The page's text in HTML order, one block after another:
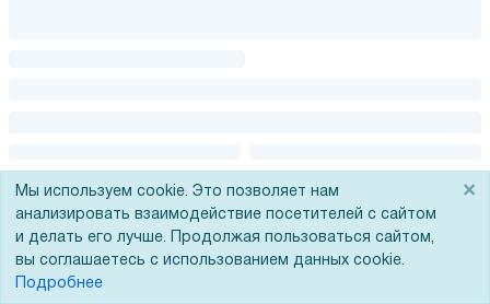
Мы используем cookie. Это позволяет нам
анализировать взаимодействие посетителей с сайтом
и делать его лучше. Продолжая пользоваться сайтом,
вы соглашаетесь с использованием данных cookie.
Подробнее
×